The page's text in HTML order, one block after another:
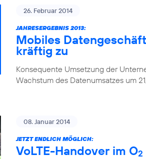
26. Februar 2014
JAHRESERGEBNIS 2013:
Mobiles
kräftig zu
Konsequente Umsetzung der
Wachstum des Datenumsatzes um
08. Januar 2014
JETZT ENDLICH MÖGLICH:
VoLTE-Handover im O2